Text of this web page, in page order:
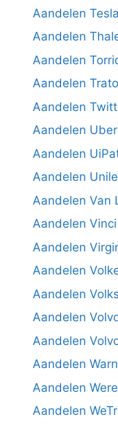
Aandelen
Aandelen
Aandelen
Aandelen
Aandelen
Aandelen
Aandelen
Aandelen
Aandelen Van
Aandelen
Aandelen
Aandelen
Aandelen
Aandelen
Aandelen
Aandelen
Aandelen
Aandelen